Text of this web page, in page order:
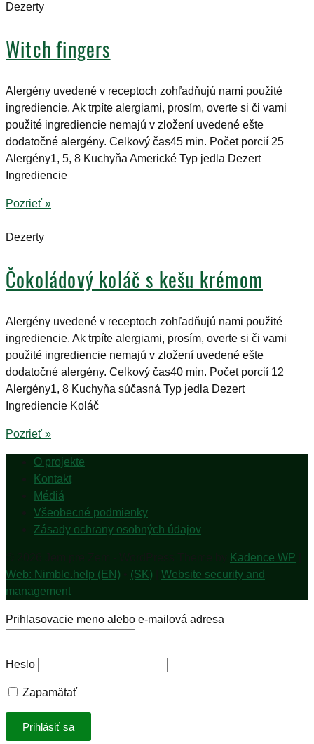
Dezerty
Witch fingers
Alergény uvedené v receptoch zohľadňujú nami použité
ingrediencie. Ak trpíte alergiami, prosím, overte si či vami
použité ingrediencie nemajú v zložení uvedené ešte
dodatočné alergény. Celkový čas45 min. Počet porcií 25
Alergény1, 5, 8 Kuchyňa Americké Typ jedla Dezert
Ingrediencie
Pozrieť »
Dezerty
Čokoládový koláč s kešu krémom
Alergény uvedené v receptoch zohľadňujú nami použité
ingrediencie. Ak trpíte alergiami, prosím, overte si či vami
použité ingrediencie nemajú v zložení uvedené ešte
dodatočné alergény. Celkový čas40 min. Počet porcií 12
Alergény1, 8 Kuchyňa súčasná Typ jedla Dezert
Ingrediencie Koláč
Pozrieť »
O projekte
Kontakt
Médiá
Všeobecné podmienky
Zásady ochrany osobných údajov
Kadence WP
Web: Nimble.help (EN)
(SK)
Website security and
management
Prihlasovacie meno alebo e-mailová adresa
Heslo
Zapamätať